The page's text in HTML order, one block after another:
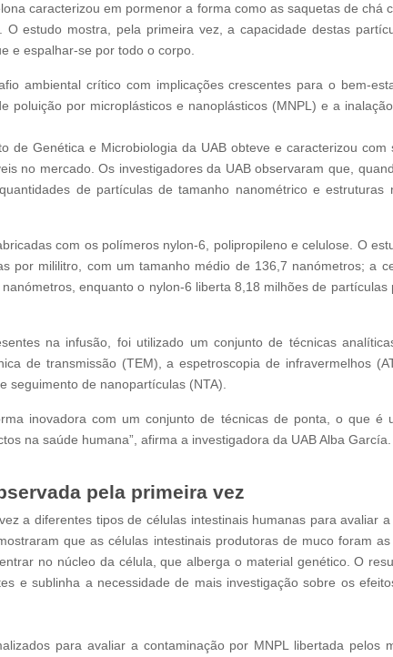
caracterizou em pormenor a forma como as saquetas de chá
estudo mostra, pela primeira vez, a capacidade destas
e espalhar-se por todo o corpo.
ambiental crítico com implicações crescentes para o bem-
poluição por microplásticos e nanoplásticos (MNPL) e a
de Genética e Microbiologia da UAB obteve e caracterizou com
no mercado. Os investigadores da UAB observaram que,
de partículas de tamanho nanométrico e estruturas
com os polímeros nylon-6, polipropileno e celulose. O
por mililitro, com um tamanho médio de 136,7 nanómetros; a
enquanto o nylon-6 liberta 8,18 milhões de
na infusão, foi utilizado um conjunto de técnicas
de transmissão (TEM), a espetroscopia de infravermelhos
seguimento de nanopartículas (NTA).
inovadora com um conjunto de técnicas de ponta, o que é
na saúde humana”, afirma a investigadora da UAB Alba García.
pela primeira vez
a diferentes tipos de células intestinais humanas para avaliar
que as células intestinais produtoras de muco foram
no núcleo da célula, que alberga o material genético. O
e sublinha a necessidade de mais investigação sobre os
para avaliar a contaminação por MNPL libertada pelos